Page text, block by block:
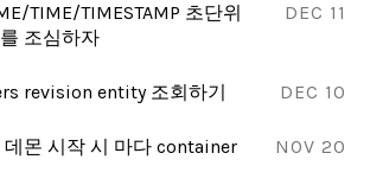
DEC 11
TIME/TIMESTAMP 초단위
조심하자
DEC 10
revision entity 조회하기
NOV 20
몬 시작 시 마다 container